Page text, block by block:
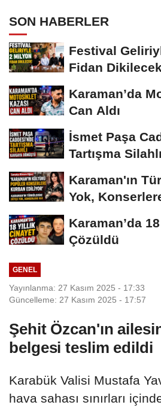
SON HABERLER
Festival
Fidan
Karaman’da
Can Aldı
İsmet Paşa
Tartışma
Karaman'ın
Yok,
Karaman’da
Çözüldü
GENEL
Yayınlanma: 27 Kasım 2025 - 17:33
Güncelleme: 27 Kasım 2025 - 17:57
Şehit Özcan'ın
belgesi teslim edildi
Karabük Valisi Mustafa
hava sahası sınırları